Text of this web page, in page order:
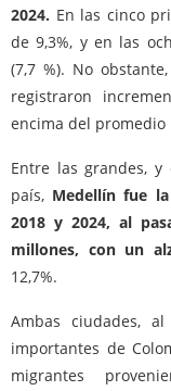
2024. En las cinco
de 9,3%, y en las
(7,7 %). No
registraron
encima del promedio
Entre las grandes,
país, Medellín fue
2018 y 2024, al
millones, con un
12,7%.
Ambas ciudades,
importantes de
migrantes